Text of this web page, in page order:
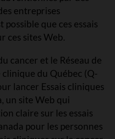
entreprises
que ces essais
ces sites Web.
cancer et le Réseau de
du Québec (Q-
lancer Essais cliniques
un site Web qui
claire sur les essais
pour les personnes